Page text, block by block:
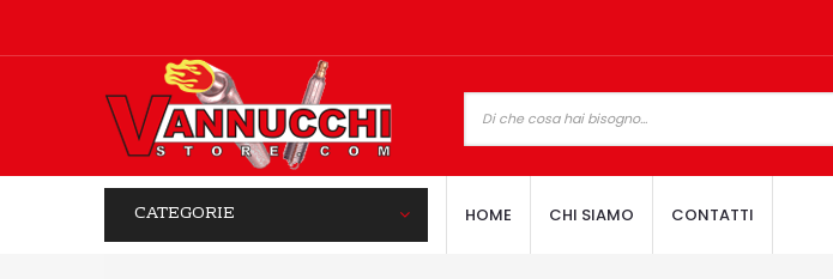
CATEGORIE HOME CHI SIAMO CONTATTI